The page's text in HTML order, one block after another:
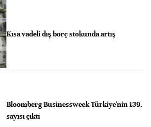
Kısa vadeli dış borç stokunda artış
Bloomberg Businessweek Türkiye'nin 139.
sayısı çıktı